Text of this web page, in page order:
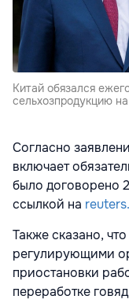
Китай обязался
сельхозпродукцию
Согласно
включает
было договорено
ссылкой на
Также сказано,
регулирующими
приостановки
переработке